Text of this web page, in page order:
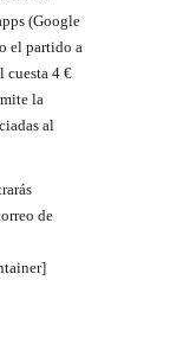
(Google
el partido a
cuesta 4 €
la
al
de